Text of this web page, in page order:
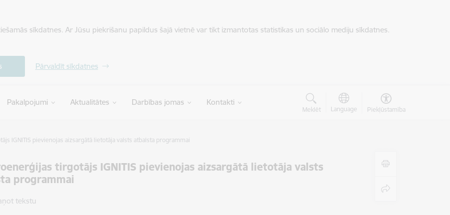
sīkdatnes. Ar Jūsu piekrišanu papildus šajā vietnē var tikt izmantotas statistikas un sociālo mediju sīkdatnes.
Pārvaldīt sīkdatnes
Pakalpojumi Aktualitātes Darbības jomas Kontakti
Meklēt Language Piekļūstamība
IGNITIS pievienojas aizsargātā lietotāja valsts atbalsta programmai
tirgotājs IGNITIS pievienojas aizsargātā lietotāja valsts
programmai
tekstu